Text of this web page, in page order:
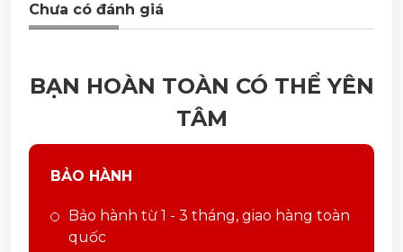
Chưa có đánh giá
BẠN HOÀN TOÀN CÓ THỂ YÊN
TÂM
BẢO HÀNH
Bảo hành từ 1 - 3 tháng, giao hàng toàn
quốc